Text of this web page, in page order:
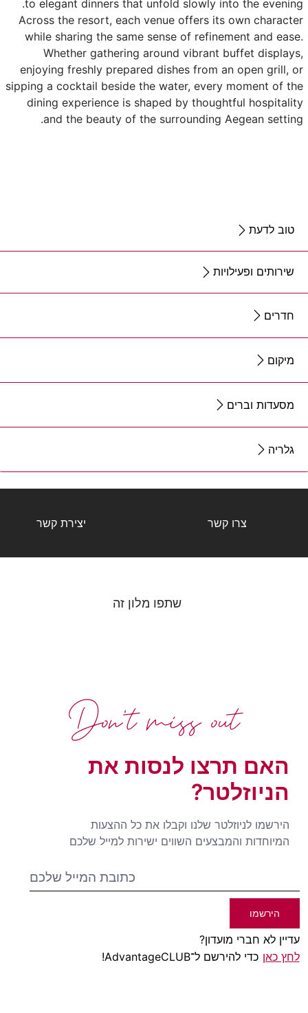
to elegant dinners that unfold slowly into the evening.
Across the resort, each venue offers its own character
while sharing the same sense of refinement and ease.
Whether gathering around vibrant buffet displays,
enjoying freshly prepared dishes from an open grill, or
sipping a cocktail beside the water, every moment of the
dining experience is shaped by thoughtful hospitality
and the beauty of the surrounding Aegean setting.
טוב לדעת
שירותים ופעילויות
חדרים
מיקום
מסעדות וברים
גלריה
צרו קשר יצירת קשר
שתפו מלון זה
האם תרצו לנסות את
הניוזלטר?
הירשמו לניוזלטר שלנו וקבלו את כל ההצעות
המיוחדות והמבצעים השווים ישירות למייל שלכם
הירשמו
עדיין לא חברי מועדון?
לחץ כאן כדי להירשם ל־AdvantageCLUB!
Don't miss out